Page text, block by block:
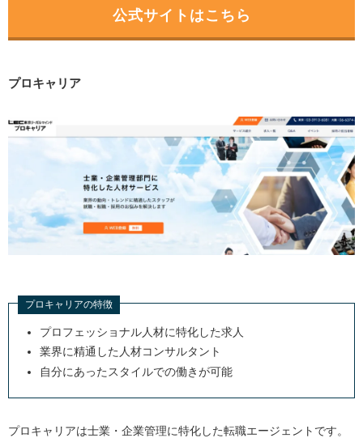
公式サイトはこちら
プロキャリア
プロキャリアの特徴
プロフェッショナル人材に特化した求人
業界に精通した人材コンサルタント
自分にあったスタイルでの働きが可能
プロキャリアは士業・企業管理に特化した転職エージェントです。